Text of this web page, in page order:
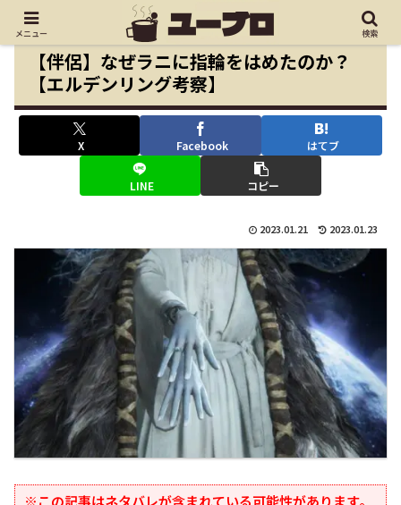
【伴侶】なぜラニに指輪をはめたのか？
【エルデンリング考察】
X Facebook はてブ
LINE コピー
2023.01.21 2023.01.23
※この記事はネタバレが含まれている可能性があります。
メニュー 検索